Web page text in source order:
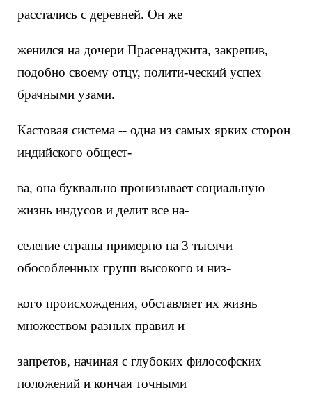
расстались с деревней. Он же
женился на дочери Прасенаджита, закрепив,
подобно своему отцу, полити-ческий успех
брачными узами.
Кастовая система -- одна из самых ярких сторон
индийского общест-
ва, она буквально пронизывает социальную
жизнь индусов и делит все на-
селение страны примерно на 3 тысячи
обособленных групп высокого и низ-
кого происхождения, обставляет их жизнь
множеством разных правил и
запретов, начиная с глубоких философских
положений и кончая точными